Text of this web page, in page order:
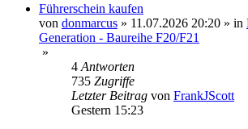
Führerschein kaufen
von donmarcus » 11.07.2026 20:20 » in
Generation - Baureihe F20/F21
»
4 Antworten
735 Zugriffe
Letzter Beitrag von FrankJScott
Gestern 15:23